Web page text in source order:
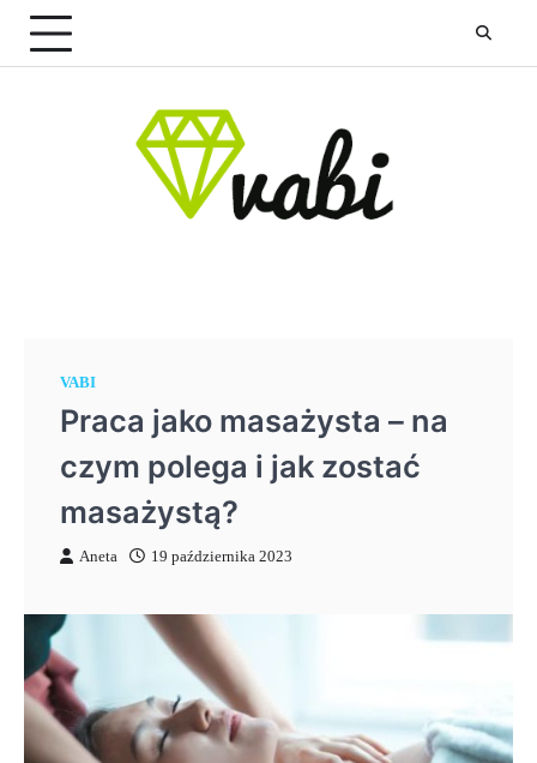
Skip
content
VABI
Praca jako masażysta – na
czym polega i jak zostać
masażystą?
Aneta 19 października 2023